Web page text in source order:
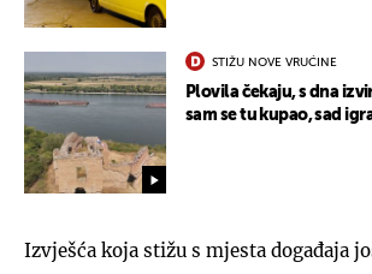
STIŽU NOVE VRUĆINE
Plovila čekaju, s dna
sam se tu kupao, sad
Izvješća koja stižu s mjesta događaja